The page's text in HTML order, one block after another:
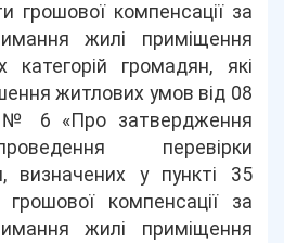
грошової компенсації за
жилі приміщення
категорій громадян, які
житлових умов від 08
№ 6 «Про затвердження
перевірки
визначених у пункті 35
компенсації за
жилі приміщення